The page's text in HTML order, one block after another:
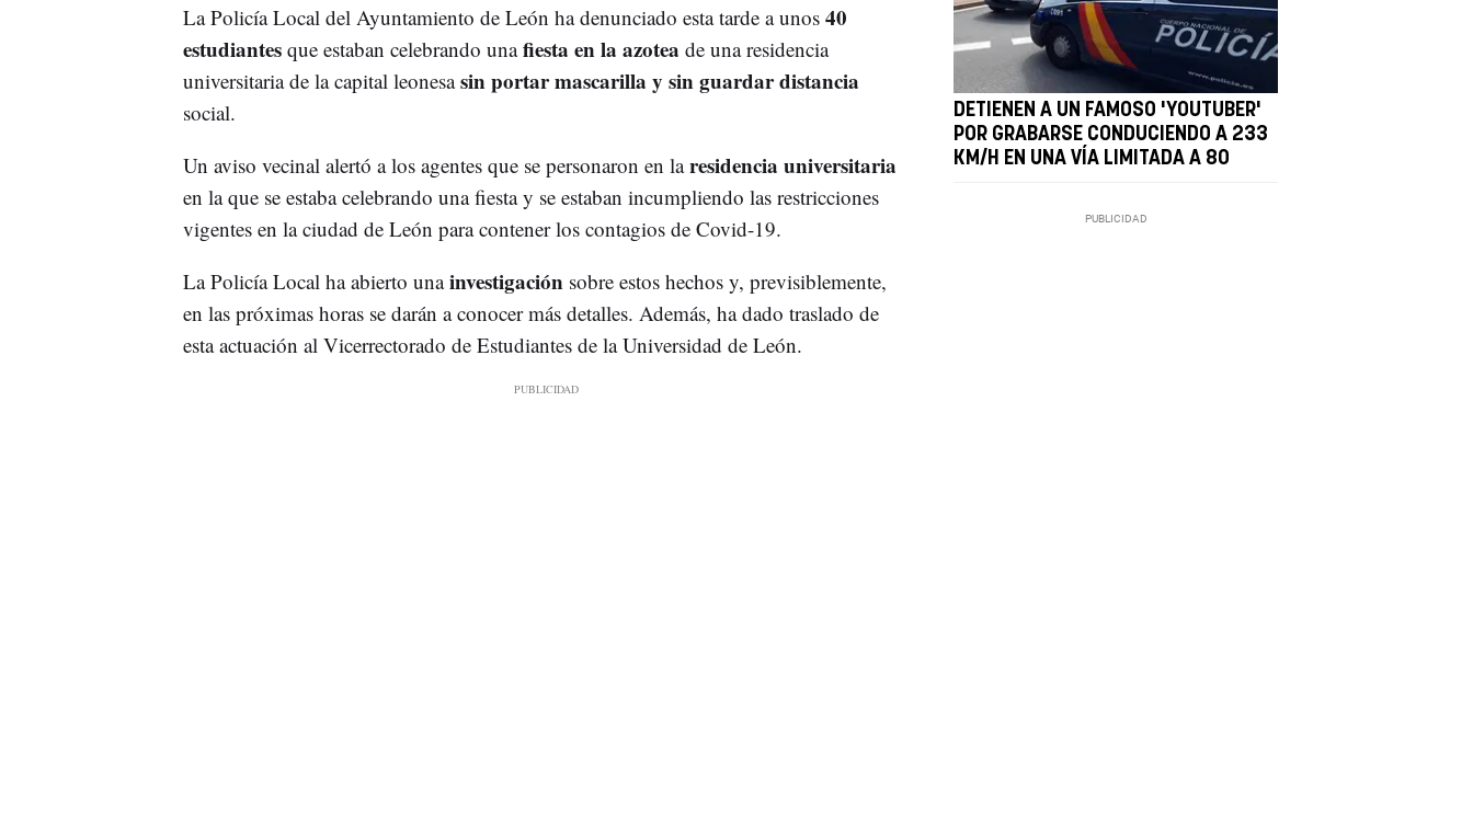
La Policía Local del Ayuntamiento de León ha denunciado esta tarde a unos 40
estudiantesque estaban celebrando unafiesta en la azotea de una residencia
universitaria de la capital leonesasin portar mascarilla y sin guardar distancia
social.
Un aviso vecinal alertó a los agentes que se personaron en laresidencia universitaria
en la que se estaba celebrando una fiesta y se estaban incumpliendo las restricciones
vigentes en la ciudad de León para contener los contagios de Covid-19.
La Policía Local ha abierto unainvestigación sobre estos hechos y, previsiblemente,
en las próximas horas se darán a conocer más detalles. Además, ha dado traslado de
esta actuación al Vicerrectorado de Estudiantes de la Universidad de León.
DETIENEN A UN FAMOSO 'YOUTUBER'
POR GRABARSE CONDUCIENDO A 233
KM/H EN UNA VÍA LIMITADA A 80